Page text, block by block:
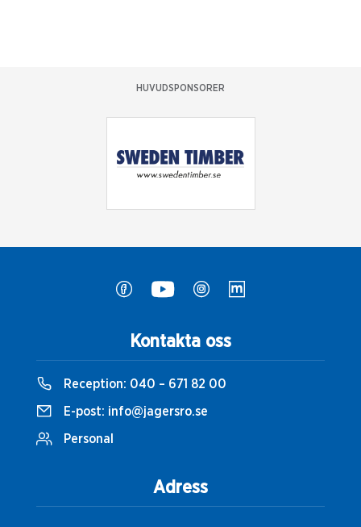
HUVUDSPONSORER
Kontakta oss
Reception: 040 – 671 82 00
E-post: info@jagersro.se
Personal
Adress